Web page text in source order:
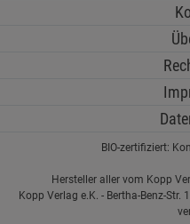
BIO-zertifiziert:
Hersteller aller vom Kopp
Kopp Verlag e.K. - Bertha-Benz-